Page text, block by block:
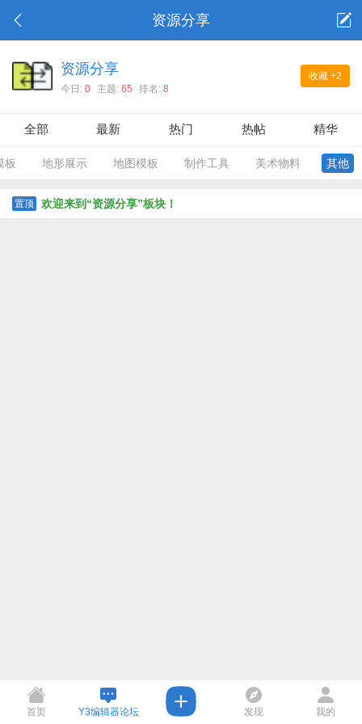
资源分享
收藏 +2
资源分享
今日: 0 主题: 65 排名: 8
全部 最新 热门 热帖 精华
板 地形展示 地图模板 制作工具 美术物料 其他
置顶 欢迎来到“资源分享”板块！
首页 Y3编辑器论坛 发现 我的